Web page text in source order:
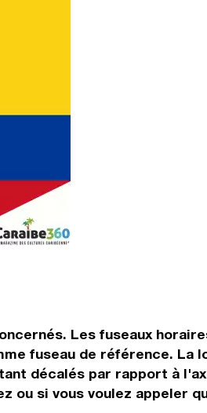
Les fuseaux
fuseau de référence. La
décalés par rapport à
ou si vous voulez appeler